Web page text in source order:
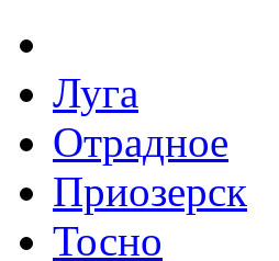
Луга
Отрадное
Приозерск
Тосно